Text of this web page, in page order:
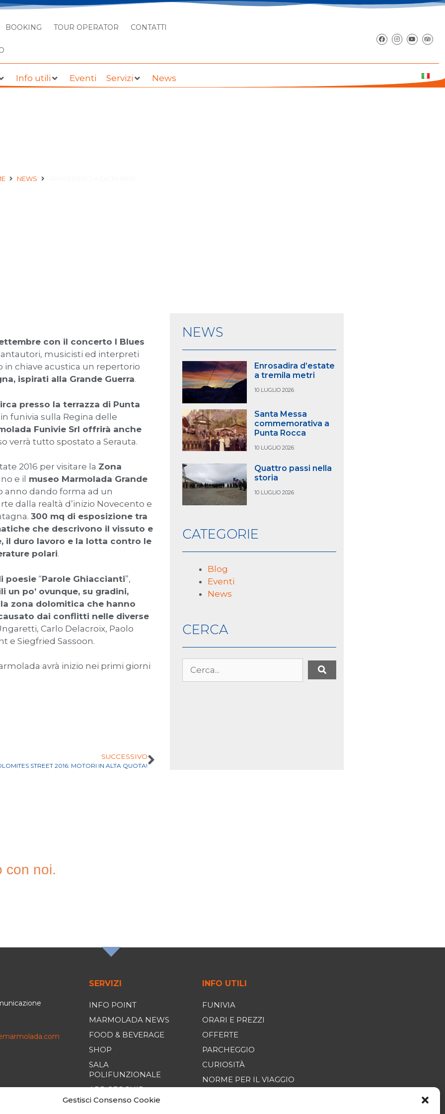
Gestisci Consenso Cookie
BOOKING TOUR OPERATOR CONTATTI
Info utili Eventi Servizi News
NEWS
con il concerto I Blues
musicisti ed interpreti
in chiave acustica un repertorio
ispirati alla Grande Guerra.
presso la terrazza di Punta
funivia sulla Regina delle
Funivie Srl offrirà anche
verrà tutto spostato a Serauta.
2016 per visitare la Zona
e il
museo Marmolada Grande
anno dando forma ad un
dalla realtà d’inizio Novecento e
300 mq di esposizione tra
che descrivono il vissuto e
il duro lavoro e la lotta contro le
polari.
poesie “Parole Ghiaccianti”,
po’ ovunque, su gradini,
zona dolomitica che hanno
dai conflitti nelle diverse
Carlo Delacroix, Paolo
e Siegfried Sassoon.
avrà inizio nei primi giorni
SUCCESSIVO
STREET 2016: MOTORI IN ALTA QUOTA!
NEWS
Enrosadira d’estate
a tremila metri
10 LUGLIO 2026
Santa Messa
commemorativa a
Punta Rocca
10 LUGLIO 2026
Quattro passi nella
storia
10 LUGLIO 2026
CATEGORIE
Blog
Eventi
News
CERCA
con noi.
SERVIZI
INFO POINT
MARMOLADA NEWS
FOOD & BEVERAGE
SHOP
SALA
POLIFUNZIONALE
APP GEOCHIP
INFO UTILI
FUNIVIA
ORARI E PREZZI
OFFERTE
PARCHEGGIO
CURIOSITÀ
NORME PER IL VIAGGIO